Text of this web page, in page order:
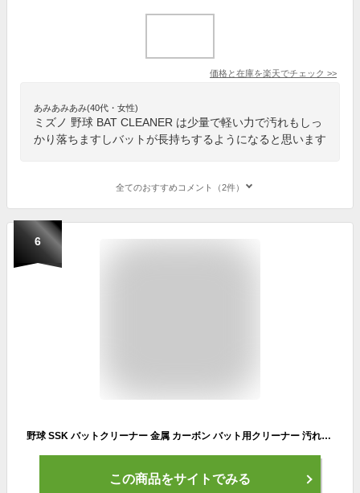
価格と在庫を楽天でチェック >>
あみあみあみ(40代・女性)
ミズノ 野球 BAT CLEANER は少量で軽い力で汚れもしっ
かり落ちますしバットが長持ちするようになると思います
全てのおすすめコメント（2件）
6
野球 SSK バットクリーナー 金属 カーボン バット用クリーナー 汚れ落とし メンテナンス用品 メンテグッズ ソフトボール 日本製 BTC24
この商品をサイトでみる